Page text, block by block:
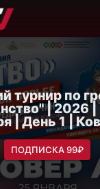
турнир по
| 2026
| День 1 |
ПОДПИСКА 99₽